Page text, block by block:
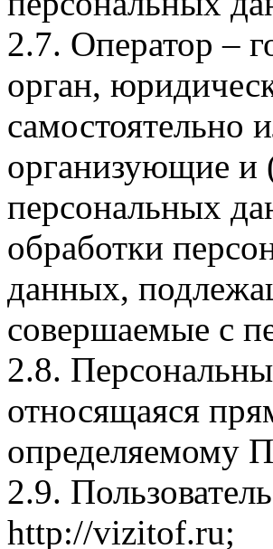
2.7. Оператор –
орган,
самостоятельно
организующие и
персональных
обработки
данных,
совершаемые с
2.8.
относящаяся
определяемому
2.9.
http://vizitof.ru;